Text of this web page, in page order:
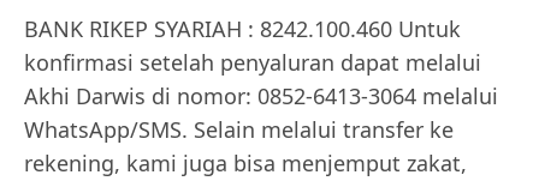
BANK RIKEP SYARIAH : 8242.100.460 Untuk
konfirmasi setelah penyaluran dapat melalui
Akhi Darwis di nomor: 0852-6413-3064 melalui
WhatsApp/SMS. Selain melalui transfer ke
rekening, kami juga bisa menjemput zakat,